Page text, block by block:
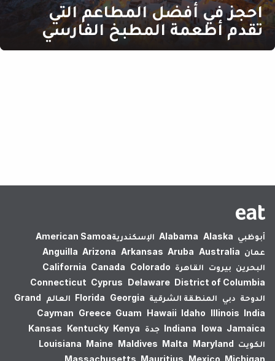
احجز في أفضل المطاعم التي
تقدم أطعمة المطبخ الفارسي
أبوظبي Alabama Alaska الإسكندرية‎American Samoa
عمان
Anguilla Arizona Arkansas Aruba Australia
البحرين بيروت القاهرة California Canada Colorado
Connecticut Cyprus Delaware District of Columbia
الدوحة دبي المنطقة الشرقية Florida Georgia العالم
Grand
Cayman Greece Guam Hawaii Idaho Illinois India
Indiana Iowa Jamaica جدة Kansas Kentucky Kenya
الكويت
Louisiana Maine Maldives Malta Maryland